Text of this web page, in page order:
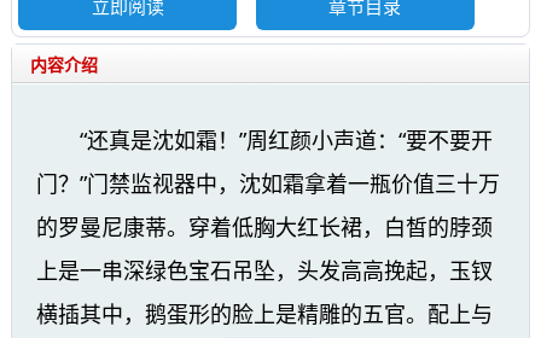
立即阅读 章节目录
内容介绍
“还真是沈如霜！”周红颜小声道：“要不要开
门？”门禁监视器中，沈如霜拿着一瓶价值三十万
的罗曼尼康蒂。穿着低胸大红长裙，白皙的脖颈
上是一串深绿色宝石吊坠，头发高高挽起，玉钗
横插其中，鹅蛋形的脸上是精雕的五官。配上与